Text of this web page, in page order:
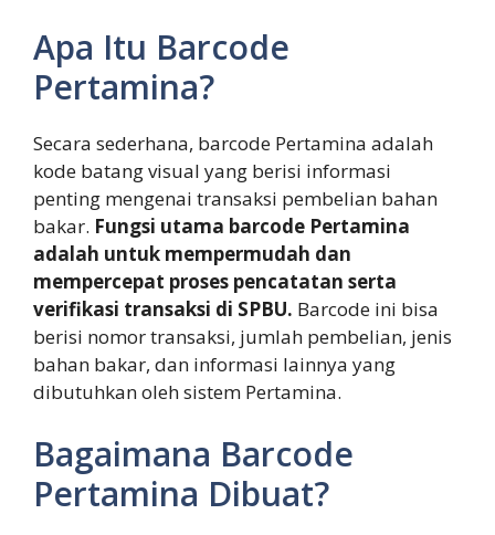
Apa Itu Barcode
Pertamina?
Secara sederhana, barcode Pertamina adalah
kode batang visual yang berisi informasi
penting mengenai transaksi pembelian bahan
bakar. Fungsi utama barcode Pertamina
adalah untuk mempermudah dan
mempercepat proses pencatatan serta
verifikasi transaksi di SPBU. Barcode ini bisa
berisi nomor transaksi, jumlah pembelian, jenis
bahan bakar, dan informasi lainnya yang
dibutuhkan oleh sistem Pertamina.
Bagaimana Barcode
Pertamina Dibuat?